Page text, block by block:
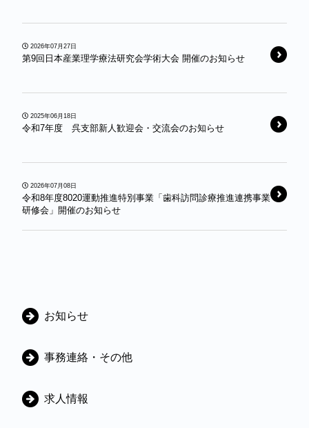
2026年07月27日
第9回日本産業理学療法研究会学術大会 開催のお知らせ
2025年06月18日
令和7年度 呉支部新人歓迎会・交流会のお知らせ
2026年07月08日
令和8年度8020運動推進特別事業「歯科訪問診療推進連携事業
研修会」開催のお知らせ
カ
ゴ
ー
お知らせ
事務連絡・その他
求人情報